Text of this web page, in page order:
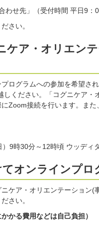
わせ先」（受付時間 平日9：
さい。
ケア・オリエン
ログラムへの参加を希望さ
ください。「コグニケア・
Zoom接続を行います。ま
9時30分～12時頃 ウッディ
オンラインプロ
ニケア・オリエンテーション
さい。
かる費用などは自己負担）